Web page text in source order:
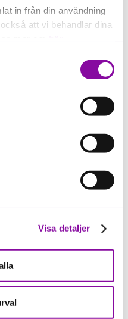
in från din användning
att vi behandlar dina
användning av kakor
ovan, inte att ske,
för att hemsidan
Visa detaljer
utveckling och tillväxt.
för dig som vill utforska